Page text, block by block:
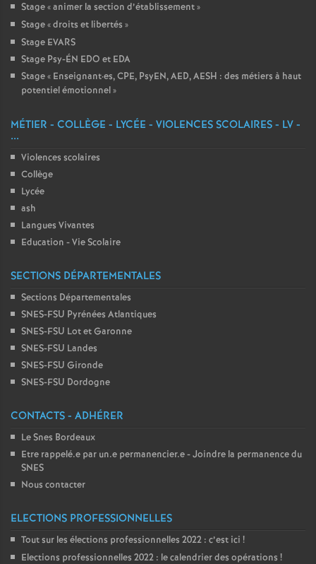
Stage «animer la section d’établissement»
Stage «droits et libertés »
Stage EVARS
Stage Psy-ÉN EDO et EDA
Stage « Enseignant·es, CPE, PsyEN, AED, AESH : des métiers à haut
potentiel émotionnel»
MÉTIER - COLLÈGE - LYCÉE - VIOLENCES SCOLAIRES - LV -
...
Violences scolaires
Collège
Lycée
ash
Langues Vivantes
Education - Vie Scolaire
SECTIONS DÉPARTEMENTALES
Sections Départementales
SNES-FSU Pyrénées Atlantiques
SNES-FSU Lot et Garonne
SNES-FSU Landes
SNES-FSU Gironde
SNES-FSU Dordogne
CONTACTS - ADHÉRER
Le Snes Bordeaux
Etre rappelé.e par un.e permanencier.e - Joindre la permanence du
SNES
Nous contacter
ELECTIONS PROFESSIONNELLES
Tout sur les élections professionnelles 2022 : c’est ici !
Elections professionnelles 2022 : le calendrier des opérations !